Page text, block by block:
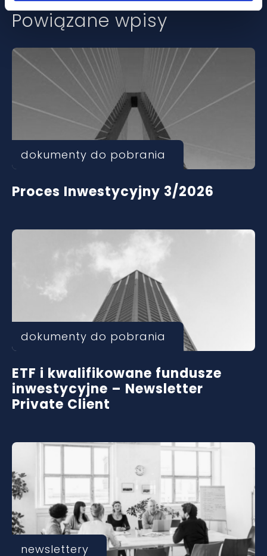
Powiązane wpisy
dokumenty do pobrania
Proces Inwestycyjny 3/2026
dokumenty do pobrania
ETF i kwalifikowane fundusze
inwestycyjne – Newsletter
Private Client
newslettery